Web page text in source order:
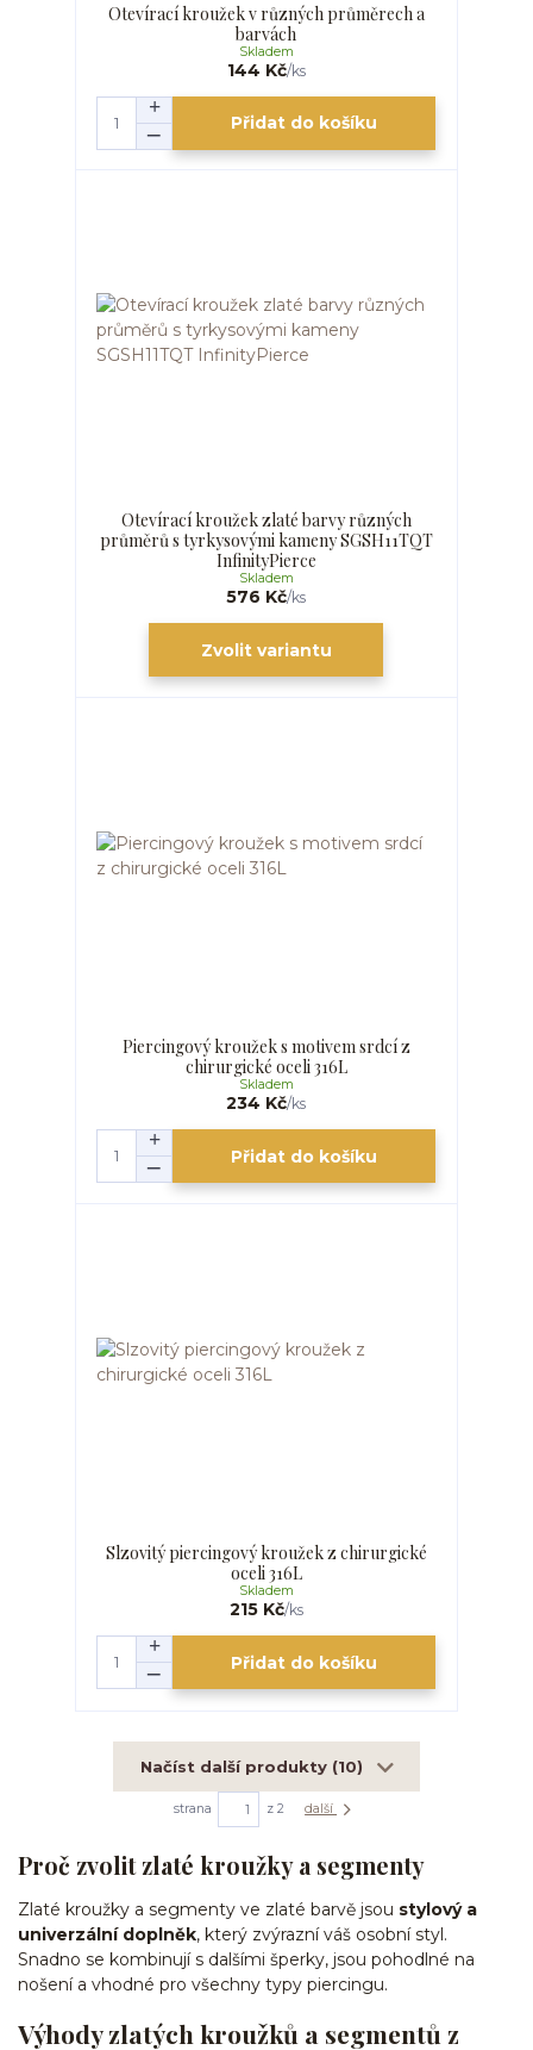
Otevírací kroužek v různých průměrech a
barvách
144 Kč/ks
Skladem
Přidat do košíku
Otevírací kroužek zlaté barvy různých
průměrů s tyrkysovými kameny SGSH11TQT
InfinityPierce
576 Kč/ks
Skladem
Zvolit variantu
Piercingový kroužek s motivem srdcí z
chirurgické oceli 316L
234 Kč/ks
Skladem
Přidat do košíku
Slzovitý piercingový kroužek z chirurgické
oceli 316L
215 Kč/ks
Skladem
Přidat do košíku
Načíst další produkty (10)
strana z 2 další
Proč zvolit zlaté kroužky a segmenty
Zlaté kroužky a segmenty ve zlaté barvě jsou stylový a
univerzální doplněk, který zvýrazní váš osobní styl.
Snadno se kombinují s dalšími šperky, jsou pohodlné na
nošení a vhodné pro všechny typy piercingu.
Výhody zlatých kroužků a segmentů z